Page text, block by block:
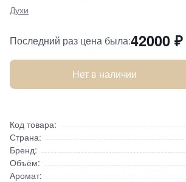
Духи
Последний раз цена была:42000 ₽
Нет в наличии
Код товара:
Страна:
Бренд:
Объём:
Аромат: